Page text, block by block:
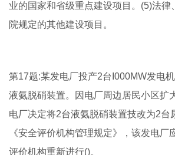
业的国家和省级重点建设项目。(5)法律
院规定的其他建设项目。
第17题:某发电厂投产2台I000MW发电
液氨脱硝装置。因电厂周边居民小区扩
电厂决定将2台液氨脱硝装置技改为2台
《安全评价机构管理规定》，该发电厂
评价机构重新进行()。